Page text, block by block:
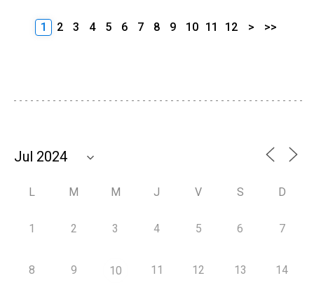
1 2 3 4 5 6 7 8 9 10 11 12 > >>
L M M J V S D
1 2 3 4 5 6 7
8 9 10 11 12 13 14